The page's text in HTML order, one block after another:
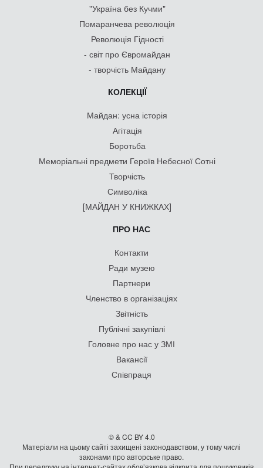
"Україна без Кучми"
Помаранчева революція
Революція Гідності
- світ про Євромайдан
- творчість Майдану
КОЛЕКЦІЇ
Майдан: усна історія
Агітація
Боротьба
Меморіальні предмети Героїв Небесної Сотні
Творчість
Символіка
[МАЙДАН У КНИЖКАХ]
ПРО НАС
Контакти
Ради музею
Партнери
Членство в організаціях
Звітність
Публічні закупівлі
Головне про нас у ЗМІ
Вакансії
Співпраця
© & CC BY 4.0
Матеріали на цьому сайті захищені законодавством, у тому числі
законами про авторське право.